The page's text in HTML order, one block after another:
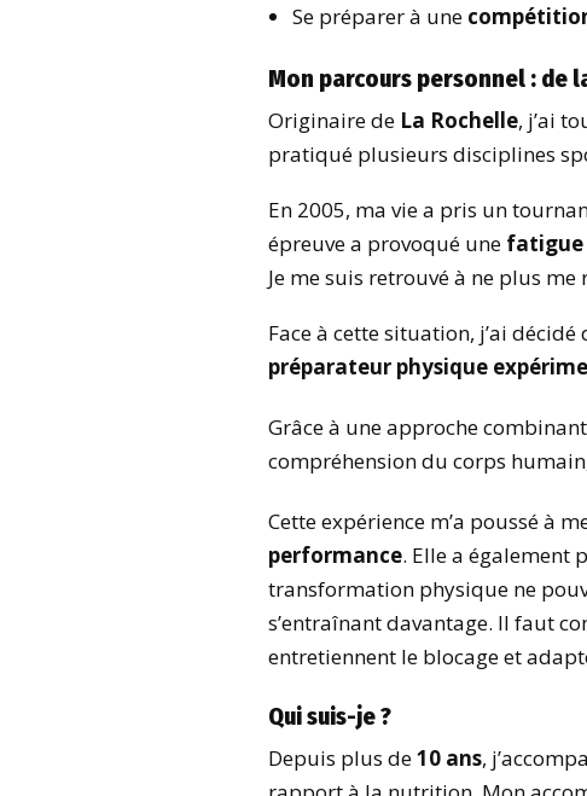
Se préparer à une
Mon parcours personnel : de
Originaire de La Rochelle, j’ai
pratiqué plusieurs disciplines
En 2005, ma vie a pris un
épreuve a provoqué une fatigue
Je me suis retrouvé à ne plus
Face à cette situation, j’ai
préparateur physique
Grâce à une approche combinant
compréhension du corps
Cette expérience m’a poussé à
performance. Elle a également
transformation physique ne
s’entraînant davantage. Il faut
entretiennent le blocage et
Qui suis-je ?
Depuis plus de10 ans,